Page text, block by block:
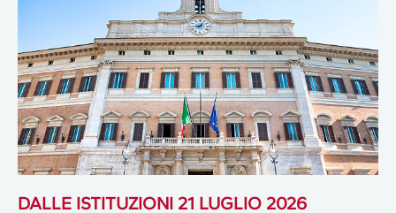
DALLE ISTITUZIONI 21 LUGLIO 2026